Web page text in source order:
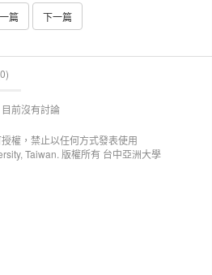
篇 下一篇
目前沒有討論
權，禁止以任何方式發表使用
Taiwan. 版權所有 台中亞洲大學